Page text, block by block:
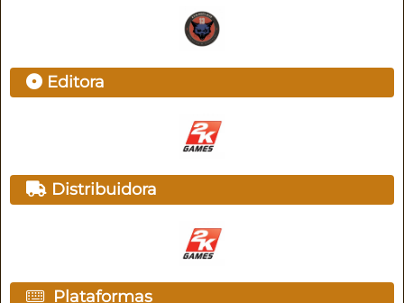
Editora
Distribuidora
Plataformas